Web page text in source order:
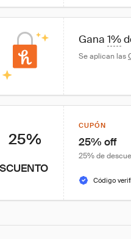
Gana 1%
Se aplican las
25%
CUPÓN
25% off
25% de
Código